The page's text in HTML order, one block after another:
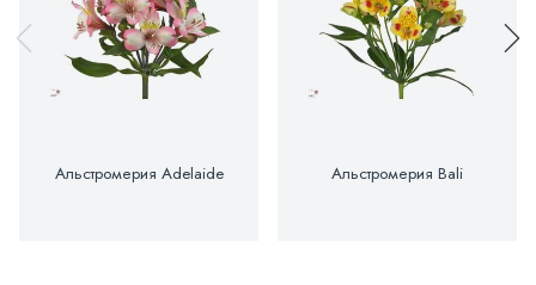
Альстромерия Adelaide Альстромерия Bali